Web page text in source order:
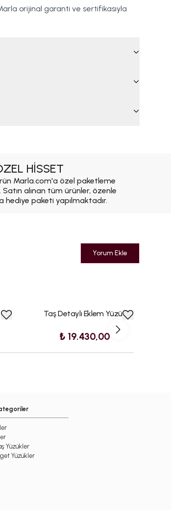
orijinal garanti ve sertifikasıyla
HİSSET
Marla.com'a özel paketleme
alınan tüm ürünler, özenle
paketi yapılmaktadır.
Yorum Ekle
Taş Detaylı Eklem Yüzük
₺ 19.430,00
Yüzükler
Yüzükler